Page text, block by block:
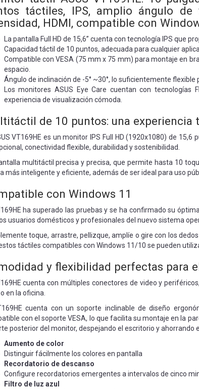
táctiles, IPS, amplio ángulo
HDMI, compatible con
La pantalla Full HD de 15,6” cuenta con tecnología IPS que
Capacidad táctil de 10 puntos, adecuada para cualquier
Compatible con VESA (75 mm x 75 mm) para montaje en
espacio.
Ángulo de inclinación de -5° ~30°, lo suficientemente
Los monitores ASUS Eye Care cuentan con
experiencia de visualización cómoda.
de 10 puntos: una
VT169HE es un monitor IPS Full HD (1920x1080) de
conectividad flexible, durabilidad y sostenibilidad.
multitáctil precisa y precisa, que permite hasta 10
más inteligente y eficiente, además de ser ideal para uso
con Windows 11
ha superado las pruebas y se ha confirmado su
usuarios domésticos y profesionales del nuevo sistema
toque, arrastre, pellizque, amplíe o gire con los
táctiles compatibles con Windows 11/10 se pueden
y flexibilidad perfectas para
cuenta con múltiples conectores de video y
en la oficina.
cuenta con un soporte inclinable de diseño
con el soporte VESA, lo que facilita su montaje en la
posterior del monitor, despejando el escritorio y ahorrando
Aumento de color
Distinguir fácilmente los colores en pantalla
Recordatorio de descanso
Configure recordatorios emergentes a intervalos de cinco
Filtro de luz azul